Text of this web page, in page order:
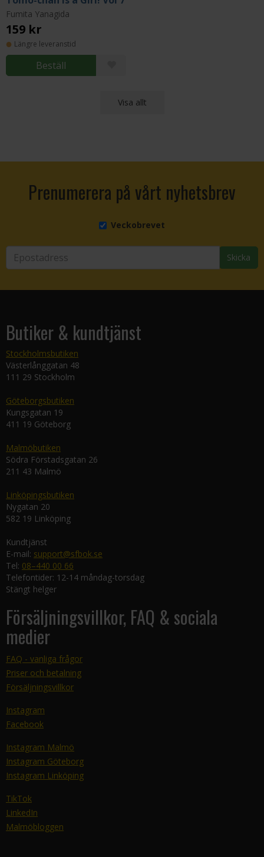
Fumita Yanagida
159 kr
Längre leveranstid
Beställ
Visa allt
Prenumerera på vårt nyhetsbrev
Veckobrevet
Skicka
Butiker & kundtjänst
Stockholmsbutiken
Västerlånggatan 48
111 29 Stockholm
Göteborgsbutiken
Kungsgatan 19
411 19 Göteborg
Malmöbutiken
Södra Förstadsgatan 26
211 43 Malmö
Linköpingsbutiken
Nygatan 20
582 19 Linköping
Kundtjänst
E-mail: support@sfbok.se
Tel: 08–440 00 66
Telefontider: 12-14 måndag-torsdag
Stängt helger
Försäljningsvillkor, FAQ & sociala
medier
FAQ - vanliga frågor
Priser och betalning
Försäljningsvillkor
Instagram
Facebook
Instagram Malmö
Instagram Göteborg
Instagram Linköping
TikTok
LinkedIn
Malmöbloggen